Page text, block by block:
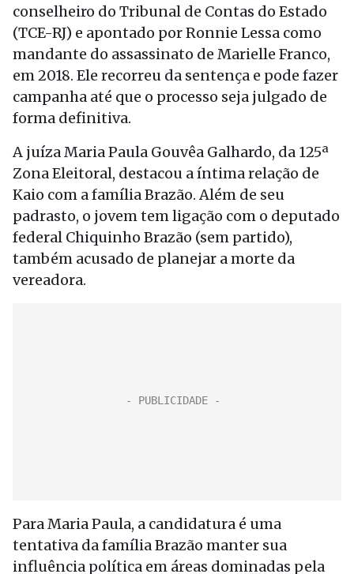
conselheiro do Tribunal de Contas do Estado
(TCE-RJ) e apontado por Ronnie Lessa como
mandante do assassinato de Marielle Franco,
em 2018. Ele recorreu da sentença e pode fazer
campanha até que o processo seja julgado de
forma definitiva.
A juíza Maria Paula Gouvêa Galhardo, da 125ª
Zona Eleitoral, destacou a íntima relação de
Kaio com a família Brazão. Além de seu
padrasto, o jovem tem ligação com o deputado
federal Chiquinho Brazão (sem partido),
também acusado de planejar a morte da
vereadora.
Para Maria Paula, a candidatura é uma
tentativa da família Brazão manter sua
influência política em áreas dominadas pela